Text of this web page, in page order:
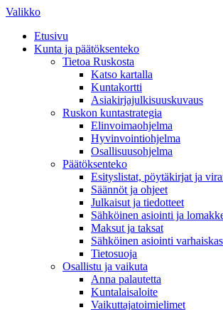
Valikko
Etusivu
Kunta ja päätöksenteko
Tietoa Ruskosta
Katso kartalla
Kuntakortti
Asiakirjajulkisuuskuvaus
Ruskon kuntastrategia
Elinvoimaohjelma
Hyvinvointiohjelma
Osallisuusohjelma
Päätöksenteko
Esityslistat, pöytäkirjat ja
Säännöt ja ohjeet
Julkaisut ja tiedotteet
Sähköinen asiointi ja
Maksut ja taksat
Sähköinen asiointi
Tietosuoja
Osallistu ja vaikuta
Anna palautetta
Kuntalaisaloite
Vaikuttajatoimielimet